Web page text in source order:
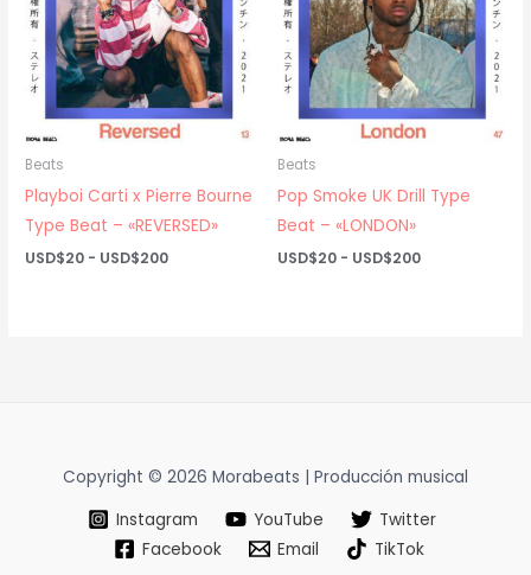
Beats
Playboi Carti x Pierre Bourne
Type Beat – «REVERSED»
USD$20 - USD$200Rango
Beats
Pop Smoke UK Drill Type
Beat – «LONDON»
USD$20 - USD$200Rango
Copyright © 2026 Morabeats | Producción musical
Instagram
YouTube
Twitter
Facebook
Email TikTok